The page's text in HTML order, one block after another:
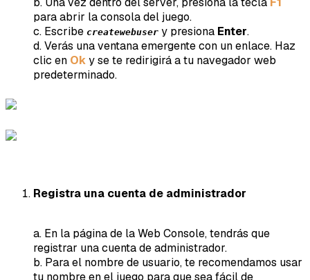
para abrir la consola del juego.
c. Escribe createwebuser y presiona Enter.
d. Verás una ventana emergente con un enlace. Haz
clic en Oky se te redirigirá a tu navegador web
predeterminado.
Registra una cuenta de administrador
a. En la página de la Web Console, tendrás que
registrar una cuenta de administrador.
b. Para el nombre de usuario, te recomendamos usar
tu nombre en el juego para que sea fácil de